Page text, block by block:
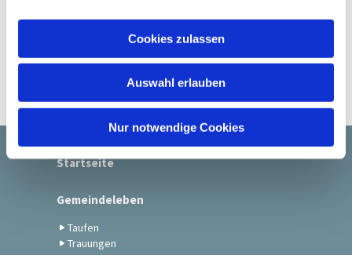
l
Cookies zulassen
Auswahl erlauben
Nur notwendige Cookies
Startseite
Gemeindeleben
Taufen
Trauungen